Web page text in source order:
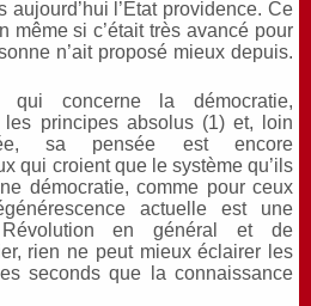
l’Etat providence. Ce
même si c’était très avancé pour
n’ait proposé mieux depuis.
concerne la démocratie,
principes absolus (1) et, loin
sa pensée est encore
qui croient que le système qu’ils
démocratie, comme pour ceux
actuelle est une
en général et de
rien ne peut mieux éclairer les
seconds que la connaissance